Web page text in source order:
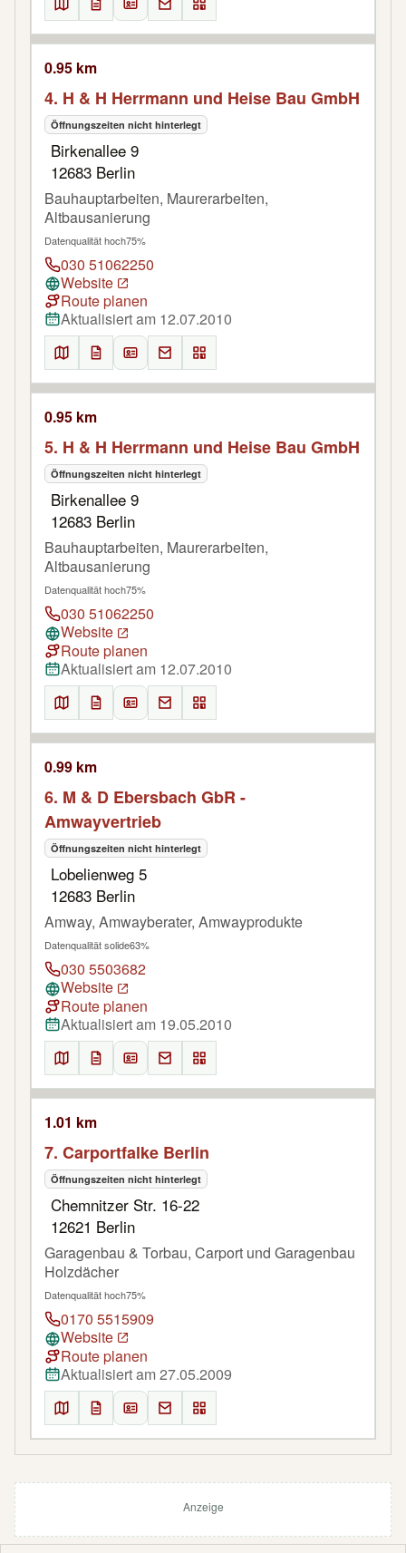
0.95 km
4. H & H Herrmann und Heise Bau GmbH
Öffnungszeiten nicht hinterlegt
Birkenallee 9
12683 Berlin
Bauhauptarbeiten, Maurerarbeiten,
Altbausanierung
Datenqualität hoch75%
030 51062250
Website
Route planen
Aktualisiert am 12.07.2010
0.95 km
5. H & H Herrmann und Heise Bau GmbH
Öffnungszeiten nicht hinterlegt
Birkenallee 9
12683 Berlin
Bauhauptarbeiten, Maurerarbeiten,
Altbausanierung
Datenqualität hoch75%
030 51062250
Website
Route planen
Aktualisiert am 12.07.2010
0.99 km
6. M & D Ebersbach GbR -
Amwayvertrieb
Öffnungszeiten nicht hinterlegt
Lobelienweg 5
12683 Berlin
Amway, Amwayberater, Amwayprodukte
Datenqualität solide63%
030 5503682
Website
Route planen
Aktualisiert am 19.05.2010
1.01 km
7. Carportfalke Berlin
Öffnungszeiten nicht hinterlegt
Chemnitzer Str. 16-22
12621 Berlin
Garagenbau & Torbau, Carport und Garagenbau
Holzdächer
Datenqualität hoch75%
0170 5515909
Website
Route planen
Aktualisiert am 27.05.2009
Anzeige